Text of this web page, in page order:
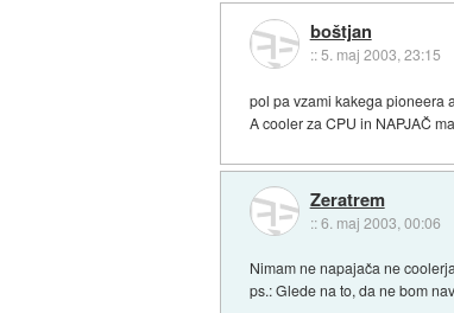
boštjan
::5. maj 2003, 23:15
pol pa vzami kakega pioneera
A cooler za CPU in NAPJAČ
Zeratrem
::6. maj 2003, 00:06
Nimam ne napajača ne
ps.: Glede na to, da ne bom